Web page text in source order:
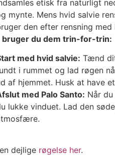
etisk fra naturligt
mynte. Mens hvid salvie
den efter rensning
bruger du dem trin-for-trin:
med hvid salvie: Tænd
i rummet og lad røgen
af hjemmet. Husk at have
med Palo Santo: Når
lukke vinduet. Lad den
dejlige røgelse her.